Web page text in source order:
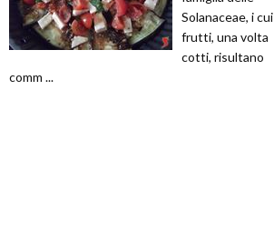
Solanaceae, i cui
frutti, una volta
cotti, risultano
comm ...